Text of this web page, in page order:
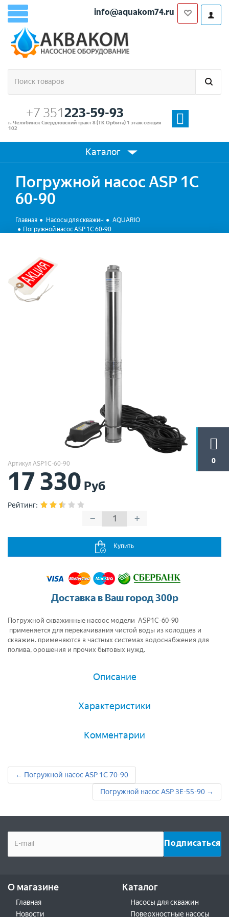
info@aquakom74.ru
+7 351223-59-93
г. Челябинск Свердловский тракт 8 (ТК Орбита) 1 этаж секция
102
Каталог
0
Погружной насос ASP 1C
60-90
Главная Насосы для скважин
AQUARIO
Погружной насос ASP 1C 60-90
Артикул ASP1C-60-90
17 330 Руб
Рейтинг:
− +
Купить
Доставка в Ваш город 300р
Погружной скважинные насоос модели ASP1C-60-90
применяется для перекачивания чистой воды из колодцев и
скважин. применяются в частных системах водоснабжения для
полива, орошения и прочих бытовых нужд.
Описание
Характеристики
Комментарии
← Погружной насос ASP 1C 70-90
Погружной насос ASP 3Е-55-90 →
О магазине
Главная
Новости
Каталог
Насосы для скважин
Поверхностные насосы